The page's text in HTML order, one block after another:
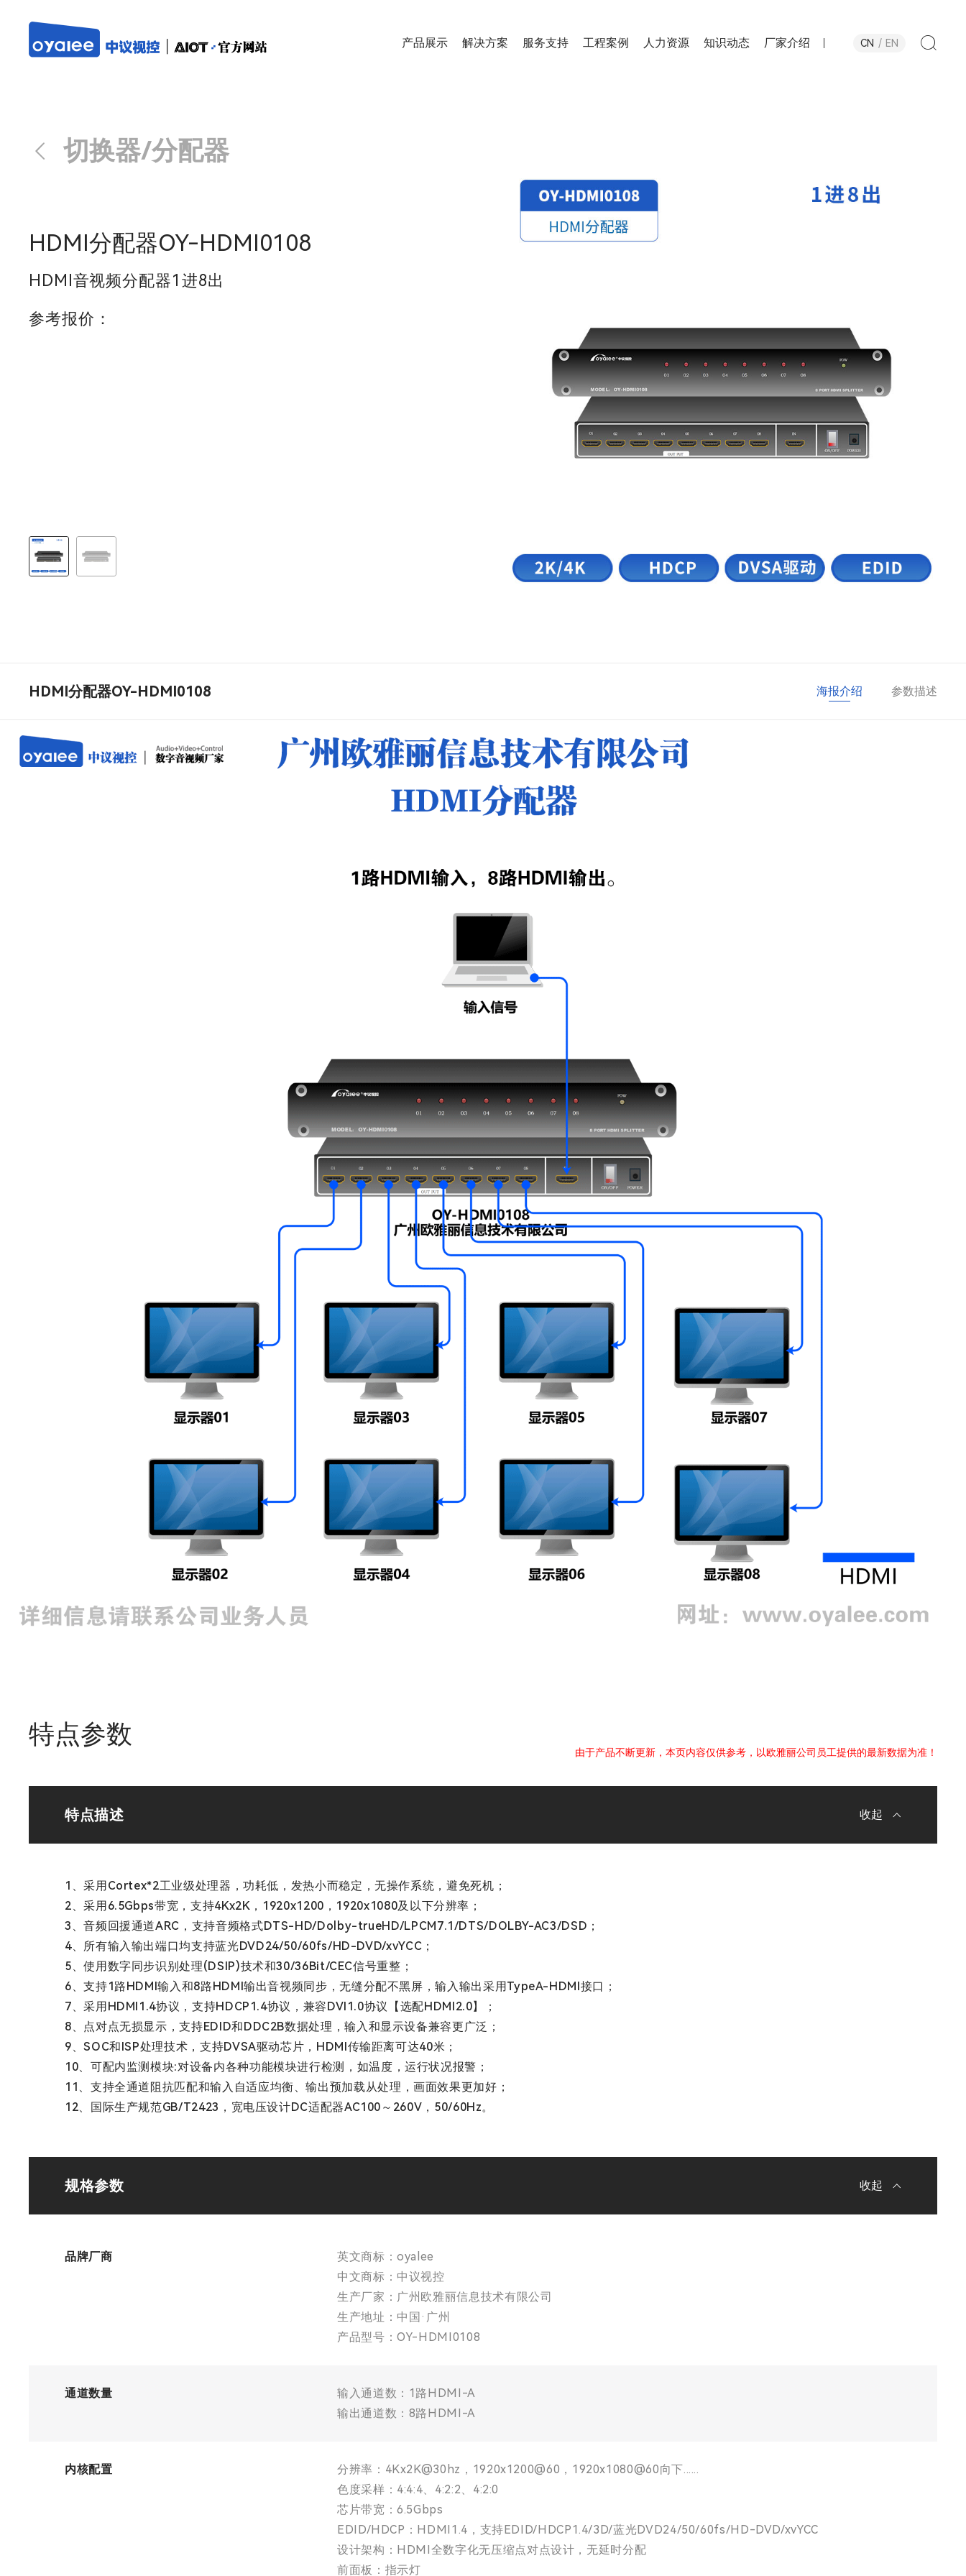
产品展示 解决方案 服务支持 工程案例 人力资源 知识动态 厂家介绍 CN EN
切换器/分配器
HDMI分配器OY-HDMI0108
HDMI音视频分配器1进8出
参考报价：
HDMI分配器OY-HDMI0108 海报介绍 参数描述
特点参数
由于产品不断更新，本页内容仅供参考，以欧雅丽公司员工提供的最新数据为准！
特点描述
1、采用Cortex*2工业级处理器，功耗低，发热小而稳定，无操作系统，避免死机；
2、采用6.5Gbps带宽，支持4Kx2K，1920x1200，1920x1080及以下分辨率；
3、音频回援通道ARC，支持音频格式DTS-HD/Dolby-trueHD/LPCM7.1/DTS/DOLBY-AC3/DSD；
4、所有输入输出端口均支持蓝光DVD24/50/60fs/HD-DVD/xvYCC；
5、使用数字同步识别处理(DSIP)技术和30/36Bit/CEC信号重整；
6、支持1路HDMI输入和8路HDMI输出音视频同步，无缝分配不黑屏，输入输出采用TypeA-HDMI接口；
7、采用HDMI1.4协议，支持HDCP1.4协议，兼容DVI1.0协议【选配HDMI2.0】；
8、点对点无损显示，支持EDID和DDC2B数据处理，输入和显示设备兼容更广泛；
9、SOC和ISP处理技术，支持DVSA驱动芯片，HDMI传输距离可达40米；
10、可配内监测模块:对设备内各种功能模块进行检测，如温度，运行状况报警；
11、支持全通道阻抗匹配和输入自适应均衡、输出预加载从处理，画面效果更加好；
12、国际生产规范GB/T2423，宽电压设计DC适配器AC100～260V，50/60Hz。
规格参数
品牌厂商
英文商标：oyalee
中文商标：中议视控
生产厂家：广州欧雅丽信息技术有限公司
生产地址：中国·广州
产品型号：OY-HDMI0108
通道数量
输入通道数：1路HDMI-A
输出通道数：8路HDMI-A
内核配置
分辨率：4Kx2K@30hz，1920x1200@60，1920x1080@60向下......
色度采样：4:4:4、4:2:2、4:2:0
芯片带宽：6.5Gbps
EDID/HDCP：HDMI1.4，支持EDID/HDCP1.4/3D/蓝光DVD24/50/60fs/HD-DVD/xvYCC
设计架构：HDMI全数字化无压缩点对点设计，无延时分配
前面板：指示灯